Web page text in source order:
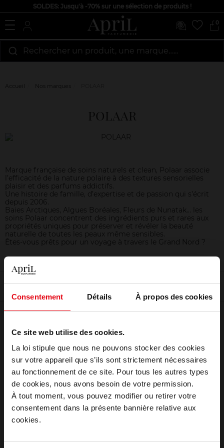
Consentement Détails À propos des cookies
Ce site web utilise des cookies.
La loi stipule que nous ne pouvons stocker des cookies
sur votre appareil que s’ils sont strictement nécessaires
au fonctionnement de ce site. Pour tous les autres types
de cookies, nous avons besoin de votre permission.
À tout moment, vous pouvez modifier ou retirer votre
consentement dans la présente bannière relative aux
cookies.
SOLDES: Jusqu'à -70% sur une sélection de produits !
0
Rechercher un produit, une marque…...
Accueil Nos marques
POLAAR
Marque française de soins naturels et clean, Polaar associe
l’efficacité de la nature polaire à des textures sensorielles
plaisir et des parfums addictifs.
Une histoire de famille, d’expertise et de passion qui s’écrit
depuis 2006.
Baies Arctiques, Algues Boréales, Fleurs de Nunatak… les
soins Polaar concentrent des ingrédients purs et rares aux
propriétés uniques pour préserver et révéler la beauté
naturelle de toutes les peaux même sensibles.
Êtes-vous prêts pour un voyage à travers le Grand Nord ?
Filtrer
Tri
POLAAR
ELIXIR REVITALISANT NUIT
POLAIRE
Soin nuit
Choisissez votre pays
April Belgique